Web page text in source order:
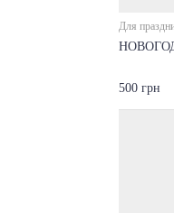
Для
500 грн